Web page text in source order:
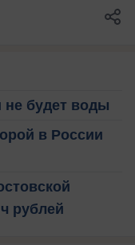
не будет воды
в России
рублей